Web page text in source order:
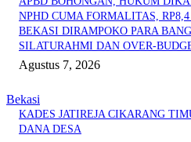
NPHD CUMA FORMALITAS,
BEKASI DIRAMPOKO PARA
SILATURAHMI DAN OVER-
Agustus 7, 2026
Bekasi
KADES JATIREJA CIKARANG
DANA DESA